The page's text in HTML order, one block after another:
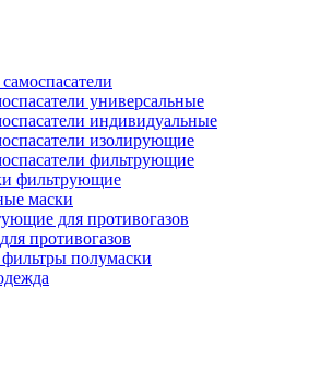
универсальные
индивидуальные
изолирующие
фильтрующие
фильтрующие
маски
для противогазов
противогазов
полумаски